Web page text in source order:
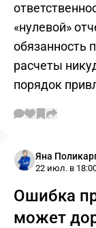
«нулевой»
обязанность
расчеты
порядок
Яна
22 июл. в
Ошибка
может